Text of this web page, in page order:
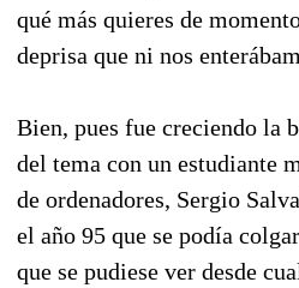
qué más quieres de
deprisa que ni nos
Bien, pues fue creciendo la
del tema con un estudiante
de ordenadores, Sergio
el año 95 que se podía
que se pudiese ver desde